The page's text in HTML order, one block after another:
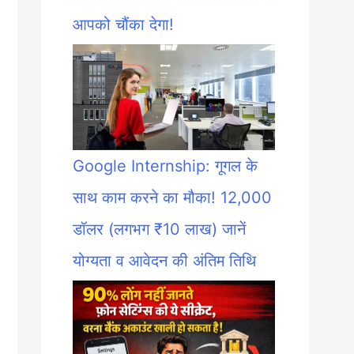
आपको चौंका देगा!
Google Internship: गूगल के
साथ काम करने का मौका! 12,000
डॉलर (लगभग ₹10 लाख) जानें
योग्यता व आवेदन की अंतिम तिथि